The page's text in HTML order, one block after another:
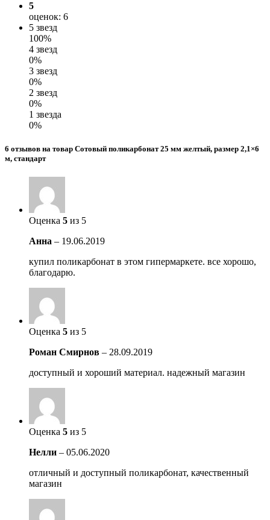
5
оценок: 6
5 звезд
100%
4 звезд
0%
3 звезд
0%
2 звезд
0%
1 звезда
0%
6 отзывов на товар Сотовый поликарбонат 25 мм желтый, размер 2,1×6
м, стандарт
Оценка 5 из 5
Анна – 19.06.2019
купил поликарбонат в этом гипермаркете. все хорошо,
благодарю.
Оценка 5 из 5
Роман Смирнов – 28.09.2019
доступный и хороший материал. надежный магазин
Оценка 5 из 5
Нелли – 05.06.2020
отличный и доступный поликарбонат, качественный
магазин